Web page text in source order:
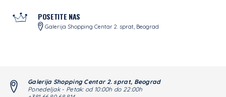
POSETITE NAS
Galerija Shopping Centar 2. sprat, Beograd
Galerija Shopping Centar 2. sprat, Beograd
Ponedeljak - Petak: od 10:00h do 22:00h